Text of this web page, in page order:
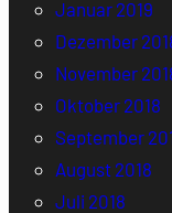
Januar 2019
Dezember
November
Oktober 2018
September
August 2018
Juli 2018